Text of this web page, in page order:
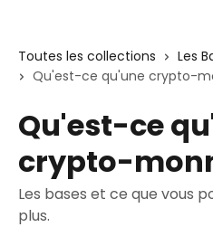
Toutes les collections
Les
Qu'est-ce qu'une crypto-
Qu'est-ce
crypto-
Les bases et ce que vous
plus.